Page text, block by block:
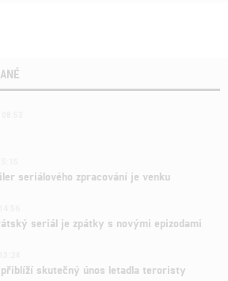
seriálového zpracování je venku
seriál je zpátky s novými epizodami
skutečný únos letadla teroristy